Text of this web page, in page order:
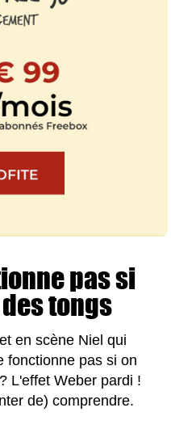
pas si
tongs
en scène Niel qui
fonctionne pas si on
L'effet Weber pardi !
de) comprendre.